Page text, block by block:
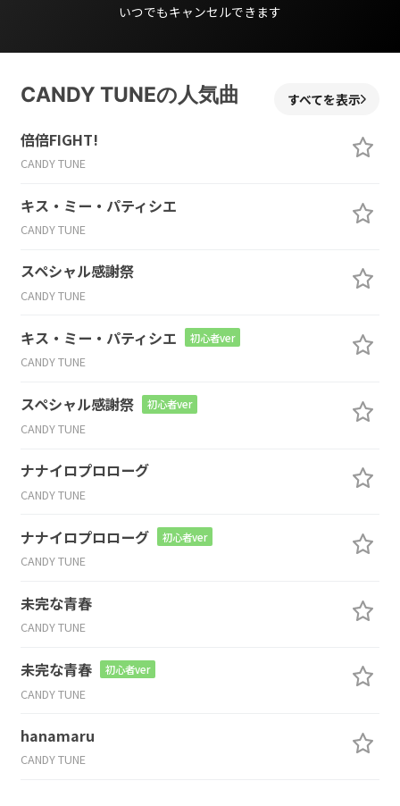
いつでもキャンセルできます
CANDY TUNEの人気曲 すべてを表示
倍倍FIGHT!
CANDY TUNE
キス・ミー・パティシエ
CANDY TUNE
スペシャル感謝祭
CANDY TUNE
キス・ミー・パティシエ 初心者ver
CANDY TUNE
スペシャル感謝祭 初心者ver
CANDY TUNE
ナナイロプロローグ
CANDY TUNE
ナナイロプロローグ 初心者ver
CANDY TUNE
未完な青春
CANDY TUNE
未完な青春 初心者ver
CANDY TUNE
hanamaru
CANDY TUNE